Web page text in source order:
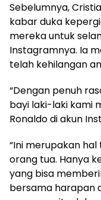
Sebelumnya,
kabar duka
mereka untuk
Instagramnya. Ia
telah kehilangan
“Dengan penuh
bayi laki-laki kami
Ronaldo di akun
“Ini merupakan
orang tua. Hanya
yang bisa
bersama harapan